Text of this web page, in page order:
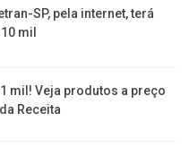
SP, pela internet, terá
mil
mil! Veja produtos a preço
Receita